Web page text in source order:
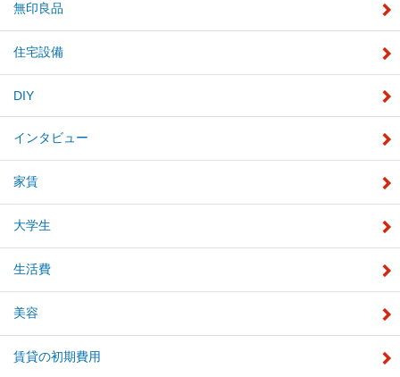
無印良品
住宅設備
DIY
インタビュー
家賃
大学生
生活費
美容
賃貸の初期費用